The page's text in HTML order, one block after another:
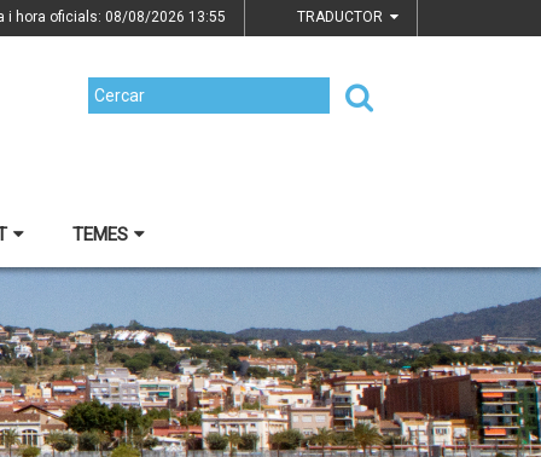
i hora oficials: 08/08/2026 13:55 TRADUCTOR
TEMES